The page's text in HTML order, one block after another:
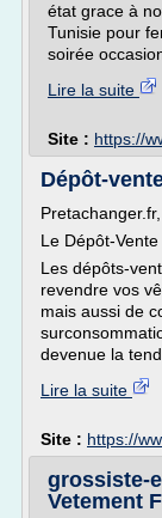
état grace à
Tunisie pour
soirée
Lire la suite
Site : https://
Dépôt-
Le Dépôt-
Les dépôts-
revendre vos
mais aussi de
devenue la
Lire la suite
Site : https://
grossiste-
Vetement